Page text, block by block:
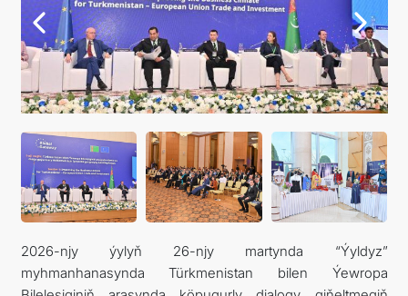
RESMINAMALAR
DIM
ARAGATNAŞYK
2026-njy ýylyň 26-njy martynda “Ýyldyz”
myhmanhanasynda Türkmenistan bilen Ýewropa